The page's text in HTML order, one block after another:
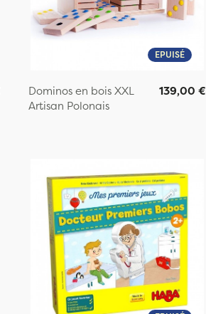
EPUISÉ
Dominos en bois XXL
Artisan Polonais
139,00 €